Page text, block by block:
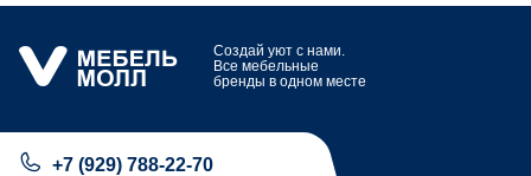
Создай уют с нами.
Все мебельные
бренды в одном месте
+7 (929) 788-22-70